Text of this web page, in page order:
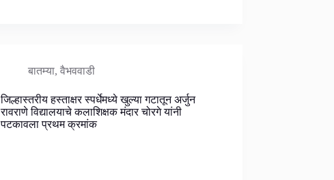
बातम्या,वैभववाडी
जिल्हास्तरीय हस्ताक्षर स्पर्धेमध्ये खुल्या गटातून अर्जुन
रावराणे विद्यालयाचे कलाशिक्षक मंदार चोरगे यांनी
पटकावला प्रथम क्रमांक